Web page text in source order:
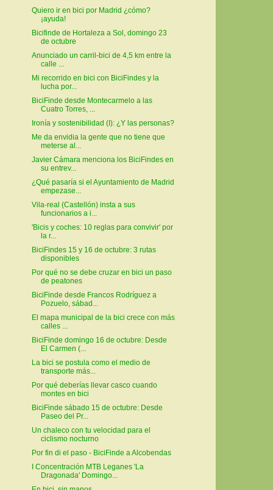
Quiero ir en bici por Madrid ¿cómo?
¡ayuda!
Bicifinde de Hortaleza a Sol, domingo 23
de octubre
Anunciado un carril-bici de 4,5 km entre la
calle ...
Mi recorrido en bici con BiciFindes y la
lucha por...
BiciFinde desde Montecarmelo a las
Cuatro Torres, ...
Ironía y sostenibilidad (I): ¿Y las personas?
Me da envidia la gente que no tiene que
meterse al...
Javier Cámara menciona los BiciFindes en
su entrev...
¿Qué pasaría si el Ayuntamiento de Madrid
empezase...
Vila-real (Castellón) insta a sus
funcionarios a i...
'Bicis y coches: 10 reglas para convivir' por
la r...
BiciFindes 15 y 16 de octubre: 3 rutas
disponibles
Por qué no se debe cruzar en bici un paso
de peatones
BiciFinde desde Francos Rodríguez a
Pozuelo, sábad...
El mapa municipal de la bici crece con más
calles ...
BiciFinde domingo 16 de octubre: Desde
El Carmen (...
La bici se postula como el medio de
transporte más...
Por qué deberías llevar casco cuando
montes en bici
BiciFinde sábado 15 de octubre: Desde
Paseo del Pr...
Un chaleco con tu velocidad para el
ciclismo nocturno
Por fin di el paso - BiciFinde a Alcobendas
I Concentración MTB Leganes 'La
Dragonada' Domingo...